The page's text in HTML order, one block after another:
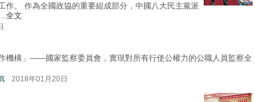
作。 作為全國政協的重要組成部分，中國八大民主黨派
全文
機構」——國家監察委員會，實現對所有行使公權力的公職人員監察全
2018年01月20日